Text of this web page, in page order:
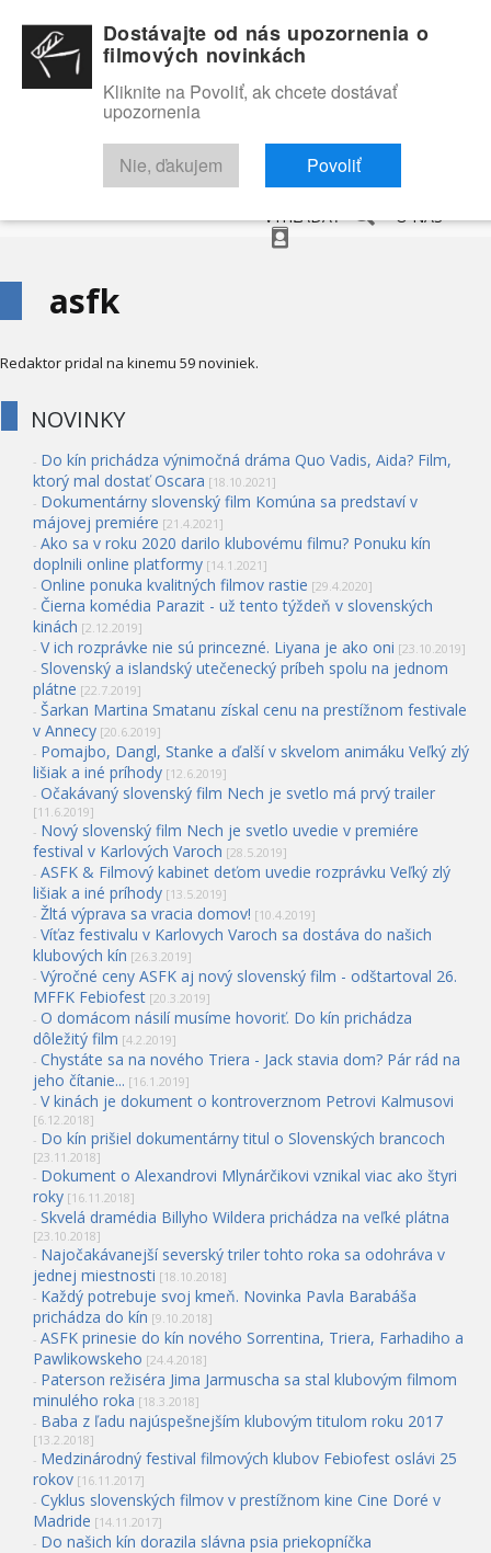
RECENZIE TRAILERY FILMOVÁ DATABÁZA
VYHĽADAŤ O NÁS
asfk
Redaktor pridal na kinemu 59 noviniek.
NOVINKY
- Do kín prichádza výnimočná dráma Quo Vadis, Aida? Film,
ktorý mal dostať Oscara [18.10.2021]
- Dokumentárny slovenský film Komúna sa predstaví v
májovej premiére [21.4.2021]
- Ako sa v roku 2020 darilo klubovému filmu? Ponuku kín
doplnili online platformy [14.1.2021]
- Online ponuka kvalitných filmov rastie [29.4.2020]
- Čierna komédia Parazit - už tento týždeň v slovenských
kinách [2.12.2019]
- V ich rozprávke nie sú princezné. Liyana je ako oni [23.10.2019]
- Slovenský a islandský utečenecký príbeh spolu na jednom
plátne [22.7.2019]
- Šarkan Martina Smatanu získal cenu na prestížnom festivale
v Annecy [20.6.2019]
- Pomajbo, Dangl, Stanke a ďalší v skvelom animáku Veľký zlý
lišiak a iné príhody [12.6.2019]
- Očakávaný slovenský film Nech je svetlo má prvý trailer
[11.6.2019]
- Nový slovenský film Nech je svetlo uvedie v premiére
festival v Karlových Varoch [28.5.2019]
- ASFK & Filmový kabinet deťom uvedie rozprávku Veľký zlý
lišiak a iné príhody [13.5.2019]
- Žltá výprava sa vracia domov! [10.4.2019]
- Víťaz festivalu v Karlovych Varoch sa dostáva do našich
klubových kín [26.3.2019]
- Výročné ceny ASFK aj nový slovenský film - odštartoval 26.
MFFK Febiofest [20.3.2019]
- O domácom násilí musíme hovoriť. Do kín prichádza
dôležitý film [4.2.2019]
- Chystáte sa na nového Triera - Jack stavia dom? Pár rád na
jeho čítanie... [16.1.2019]
- V kinách je dokument o kontroverznom Petrovi Kalmusovi
[6.12.2018]
- Do kín prišiel dokumentárny titul o Slovenských brancoch
[23.11.2018]
- Dokument o Alexandrovi Mlynárčikovi vznikal viac ako štyri
roky [16.11.2018]
- Skvelá dramédia Billyho Wildera prichádza na veľké plátna
[23.10.2018]
- Najočakávanejší severský triler tohto roka sa odohráva v
jednej miestnosti [18.10.2018]
- Každý potrebuje svoj kmeň. Novinka Pavla Barabáša
prichádza do kín [9.10.2018]
- ASFK prinesie do kín nového Sorrentina, Triera, Farhadiho a
Pawlikowskeho [24.4.2018]
- Paterson režiséra Jima Jarmuscha sa stal klubovým filmom
minulého roka [18.3.2018]
- Baba z ľadu najúspešnejším klubovým titulom roku 2017
[13.2.2018]
- Medzinárodný festival filmových klubov Febiofest oslávi 25
rokov [16.11.2017]
- Cyklus slovenských filmov v prestížnom kine Cine Doré v
Madride [14.11.2017]
- Do našich kín dorazila slávna psia priekopníčka
Dostávajte od nás upozornenia o
filmových novinkách
Kliknite na Povoliť, ak chcete dostávať
upozornenia
Nie, ďakujem Povoliť